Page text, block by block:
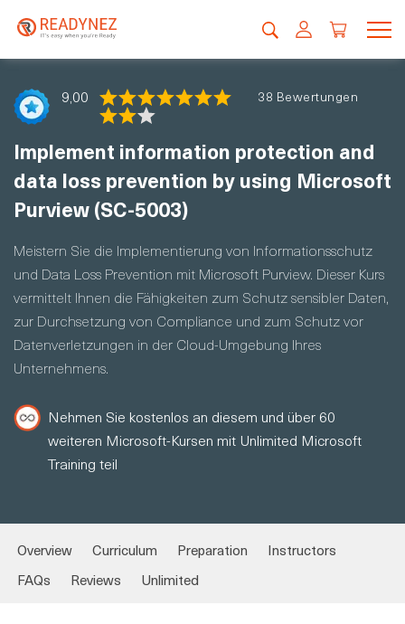
9,00 38 Bewertungen
Implement information protection and
data loss prevention by using Microsoft
Purview (SC-5003)
Meistern Sie die Implementierung von Informationsschutz
und Data Loss Prevention mit Microsoft Purview. Dieser Kurs
vermittelt Ihnen die Fähigkeiten zum Schutz sensibler Daten,
zur Durchsetzung von Compliance und zum Schutz vor
Datenverletzungen in der Cloud-Umgebung Ihres
Unternehmens.
Nehmen Sie kostenlos an diesem und über 60
weiteren Microsoft-Kursen mit Unlimited Microsoft
Training teil
Overview Curriculum Preparation
Instructors
FAQs
Reviews Unlimited